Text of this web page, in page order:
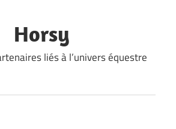
Horsy
liés à l’univers équestre